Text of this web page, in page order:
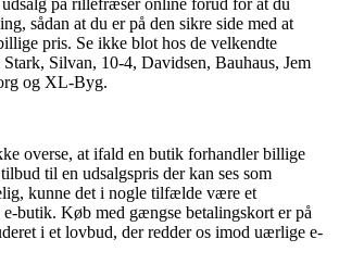
sådan at du er på den sikre side med at
pris. Se ikke blot hos de velkendte
Silvan, 10-4, Davidsen, Bauhaus, Jem
og XL-Byg.
overse, at ifald en butik forhandler billige
til en udsalgspris der kan ses som
kunne det i nogle tilfælde være et
e-butik. Køb med gængse betalingskort er på
i et lovbud, der redder os imod uærlige e-